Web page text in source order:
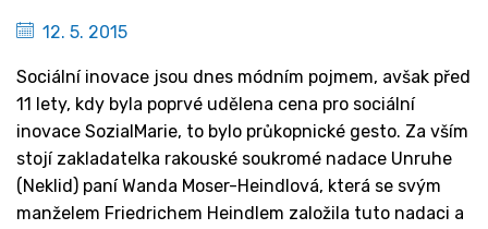
12. 5. 2015
Sociální inovace jsou dnes módním pojmem, avšak před
11 lety, kdy byla poprvé udělena cena pro sociální
inovace SozialMarie, to bylo průkopnické gesto. Za vším
stojí zakladatelka rakouské soukromé nadace Unruhe
(Neklid) paní Wanda Moser-Heindlová, která se svým
manželem Friedrichem Heindlem založila tuto nadaci a